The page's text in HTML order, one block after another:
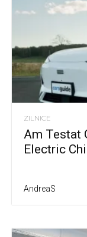
ZILNICE
Am Testat
Electric
AndreaS